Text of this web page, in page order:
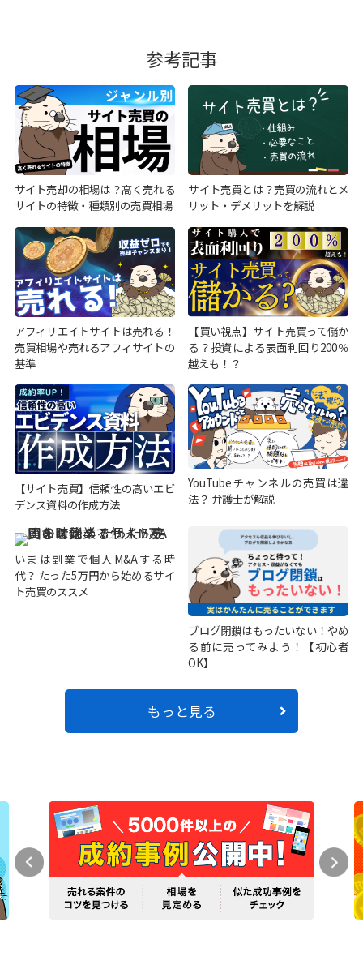
参考記事
サイト売却の相場は？高く売れる
サイトの特徴・種類別の売買相場
サイト売買とは？売買の流れとメ
リット・デメリットを解説
アフィリエイトサイトは売れる！
売買相場や売れるアフィサイトの
基準
【買い視点】サイト売買って儲か
る？投資による表面利回り200％
越えも！？
【サイト売買】信頼性の高いエビ
デンス資料の作成方法
YouTubeチャンネルの売買は違
法？ 弁護士が解説
いまは副業で個人M&Aする時
代？ たった5万円から始めるサイ
ト売買のススメ
ブログ閉鎖はもったいない！やめ
る前に売ってみよう！【初心者
OK】
もっと見る